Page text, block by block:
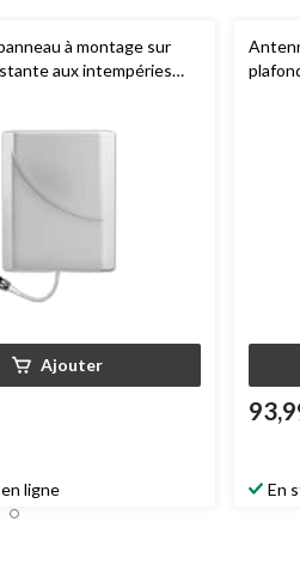
à montage sur
aux intempéries
Ajouter
ligne En